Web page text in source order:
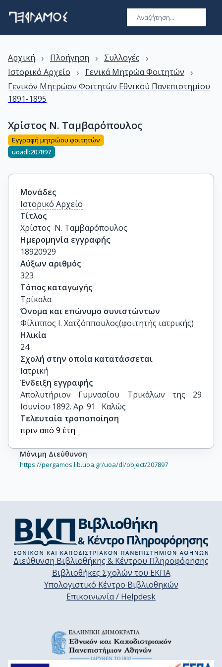
Αρχική › Πλοήγηση › Συλλογές ›
Ιστορικό Αρχείο › Γενικά Μητρώα Φοιτητών ›
Γενικόν Μητρώον Φοιτητών Εθνικού Πανεπιστημίου
1891-1895
Χρίστος Ν. Ταμβαρόπουλος
Εγγραφή μητρώου φοιτητών
uoadl:207897
Μονάδες
Ιστορικό Αρχείο
Τίτλος
Χρίστος  Ν. Ταμβαρόπουλος
Ημερομηνία εγγραφής
18920929
Αύξων αριθμός
323
Τόπος καταγωγής
Τρίκαλα
Όνομα και επώνυμο συνιστώντων
Φίλιππος Ι. Χατζόππουλος(φοιτητής ιατρικής)
Ηλικία
24
Σχολή στην οποία κατατάσσεται
Ιατρική
Ένδειξη εγγραφής
Απολυτήριον Γυμνασίου Τρικάλων της 29
Ιουνίου 1892. Αρ. 91   Καλώς
Τελευταία τροποποίηση
πριν από 9 έτη
Μόνιμη Διεύθυνση
https://pergamos.lib.uoa.gr/uoa/dl/object/207897
Διεύθυνση Βιβλιοθήκης & Κέντρου Πληροφόρησης
Βιβλιοθήκες Σχολών του ΕΚΠΑ
Υπολογιστικό Κέντρο Βιβλιοθηκών
Επικοινωνία / Helpdesk